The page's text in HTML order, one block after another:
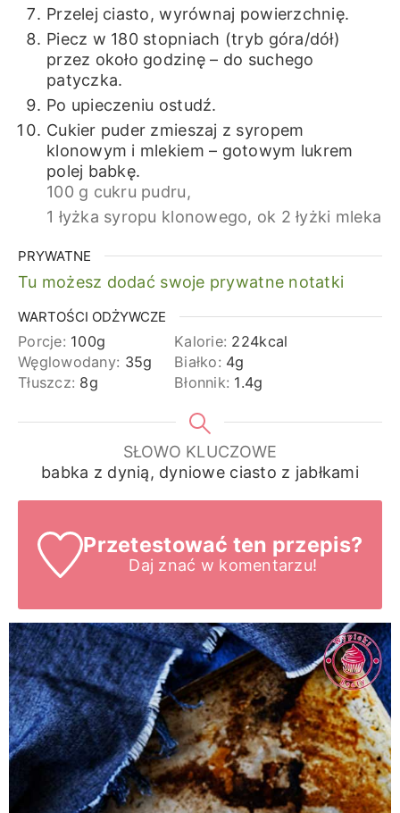
Przelej ciasto, wyrównaj powierzchnię.
Piecz w 180 stopniach (tryb góra/dół)
przez około godzinę – do suchego
patyczka.
Po upieczeniu ostudź.
Cukier puder zmieszaj z syropem
klonowym i mlekiem – gotowym lukrem
polej babkę.
100 g cukru pudru,
1 łyżka syropu klonowego, ok 2 łyżki mleka
PRYWATNE
Tu możesz dodać swoje prywatne notatki
WARTOŚCI ODŻYWCZE
Porcje: 100g Kalorie: 224kcal
Węglowodany: 35g Białko: 4g
Tłuszcz: 8g Błonnik: 1.4g
SŁOWO KLUCZOWE
babka z dynią, dyniowe ciasto z jabłkami
Przetestować ten przepis?
Daj znać w komentarzu!